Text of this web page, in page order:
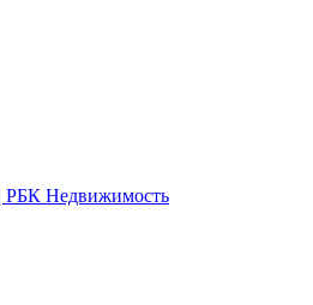
РБК Недвижимость